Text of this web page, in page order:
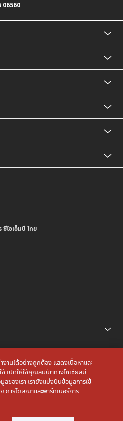
06560
ค์
เทศ
นเงินตราต่างประเทศ
กเงินตราต่างประเทศ
ริการบัญชีเงินฝากเงินตราต่างประเทศ
ไทย ที่ตู้บุญเติม
ดิจิทัล (NDID)
ญชีเงินฝาก ในรูปแบบข้อมูลดิจิทัลระหว่าง
อทำธรุกรรมออนไลน์กับกรมสรรพากร
เอ็มบี ไทย
ไอเอ็มบี ไทย
CIMB THAI Bank
งานได้อย่างถูกต้อง แสดงเนื้อหาและ
เปิดให้ใช้คุณสมบัติทางโซเชียลมี
ลของเรา เรายังแบ่งปันข้อมูลการใช้
การโฆษณาและพาร์ทเนอร์การ